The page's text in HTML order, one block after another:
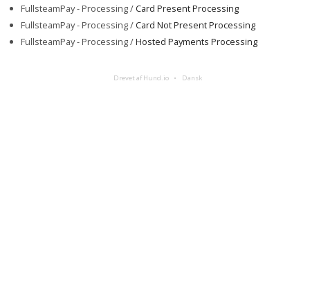
FullsteamPay - Processing /Card Present Processing
FullsteamPay - Processing /Card Not Present Processing
FullsteamPay - Processing /Hosted Payments Processing
Drevet af Hund.io Dansk